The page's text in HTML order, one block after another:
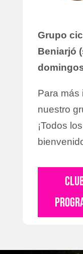
Grupo
Beniarjó
Para más
nuestro
¡Todos